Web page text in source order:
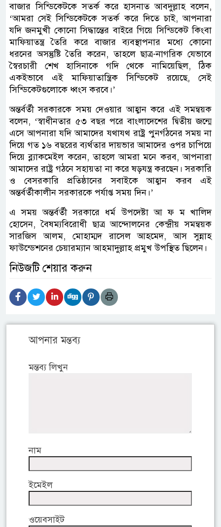
বাজার সিন্ডিকেটকে সতর্ক করে হাসনাত আবদুল্লাহ বলেন,
‘আমরা সেই সিন্ডিকেটকে সতর্ক করে দিতে চাই, আপনারা
যদি জনমুখী কোনো সিদ্ধান্তের বাইরে গিয়ে সিন্ডিকেট কিংবা
মাফিয়াতন্ত্র তৈরি করে বাজার ব্যবস্থাপনার মধ্যে কোনো
ধরনের অসন্তুষ্টি তৈরি করেন, তাহলে ছাত্র-নাগরিক যেভাবে
স্বৈরচারী শেখ হাসিনাকে গদি থেকে নামিয়েছিল, ঠিক
একইভাবে এই মাফিয়াতান্ত্রিক সিন্ডিকেট রয়েছে, সেই
সিন্ডিকেটগুলোকে ধ্বংস করবে।’
অন্তর্বর্তী সরকারকে সময় দেওয়ার আহ্বান করে এই সমন্বয়ক
বলেন, ‘স্বাধীনতার ৫৩ বছর পরে বাংলাদেশের দ্বিতীয় জন্মে
এসে আপনারা যদি আমাদের যথাযথ রাষ্ট্র পুনর্গঠনের সময় না
দিয়ে গত ১৬ বছরের ব্যর্থতার দায়ভার আমাদের ওপর চাপিয়ে
দিয়ে ব্ল্যাকমেইল করেন, তাহলে আমরা মনে করব, আপনারা
আমাদের রাষ্ট্র গঠনে সহায়তা না করে ষড়যন্ত্র করছেন। সরকারি
ও বেসরকারি প্রতিষ্ঠানের সবাইকে আহ্বান করব এই
অন্তর্বর্তীকালীন সরকারকে পর্যাপ্ত সময় দিন।’
এ সময় অন্তর্বর্তী সরকারে ধর্ম উপদেষ্টা আ ফ ম খালিদ
হোসেন, বৈষম্যবিরোধী ছাত্র আন্দোলনের কেন্দ্রীয় সমন্বয়ক
সারজিস আলম, মোহাম্মদ রাসেল আহমেদ, আস সুন্নাহ
ফাউন্ডেশনের চেয়ারম্যান আহমাদুল্লাহ প্রমুখ উপস্থিত ছিলেন।
নিউজটি শেয়ার করুন
আপনার মন্তব্য
মন্তব্য লিখুন
নাম
ইমেইল
ওয়েবসাইট